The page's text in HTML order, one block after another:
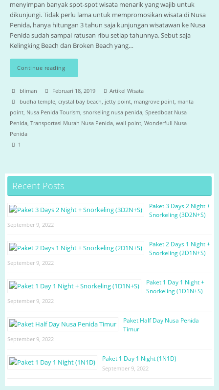
menyimpan banyak spot-spot wisata menarik yang wajib untuk
dikunjungi. Tidak perlu lama untuk mempromosikan wisata di Nusa
Penida, hanya hitungan 3 tahun saja kunjungan wisatawan ke Nusa
Penida sudah sampai ratusan ribu setiap tahunnya. Sebut saja
Kelingking Beach dan Broken Beach yang…
Continue reading
bliman Februari 18, 2019
Artikel Wisata
budha temple, crystal bay beach, jetty point, mangrove point, manta
point, Nusa Penida Tourism, snorkeling nusa penida, Speedboat Nusa
Penida, Transportasi Murah Nusa Penida, wall point, Wonderfull Nusa
Penida
1
Recent Posts
Paket 3 Days 2 Night +
Snorkeling (3D2N+S)
September 9, 2022
Paket 2 Days 1 Night +
Snorkeling (2D1N+S)
September 9, 2022
Paket 1 Day 1 Night +
Snorkeling (1D1N+S)
September 9, 2022
Paket Half Day Nusa Penida
Timur
September 9, 2022
Paket 1 Day 1 Night (1N1D)
September 9, 2022